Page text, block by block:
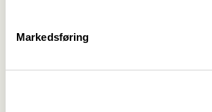
Markedsføring